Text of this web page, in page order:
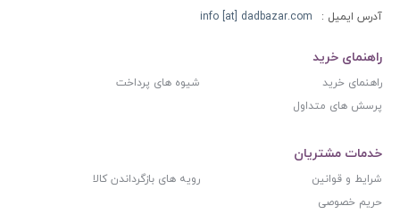
آدرس ایمیل : info [at] dadbazar.com
راهنمای خرید
راهنمای خرید
شیوه های پرداخت
پرسش های متداول
خدمات مشتریان
شرایط و قوانین
رویه های بازگرداندن کالا
حریم خصوصی